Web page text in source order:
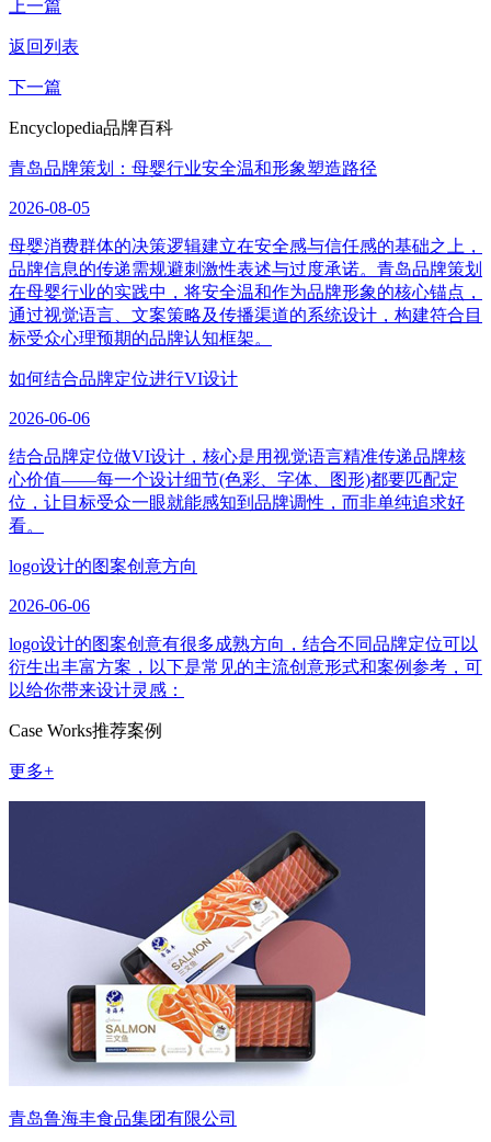
上一篇
返回列表
下一篇
Encyclopedia品牌百科
青岛品牌策划：母婴行业安全温和形象塑造路径
2026-08-05
母婴消费群体的决策逻辑建立在安全感与信任感的基础之上，
品牌信息的传递需规避刺激性表述与过度承诺。青岛品牌策划
在母婴行业的实践中，将安全温和作为品牌形象的核心锚点，
通过视觉语言、文案策略及传播渠道的系统设计，构建符合目
标受众心理预期的品牌认知框架。
如何结合品牌定位进行VI设计
2026-06-06
结合品牌定位做VI设计，核心是用视觉语言精准传递品牌核
心价值——每一个设计细节(色彩、字体、图形)都要匹配定
位，让目标受众一眼就能感知到品牌调性，而非单纯追求好
看。
logo设计的图案创意方向
2026-06-06
logo设计的图案创意有很多成熟方向，结合不同品牌定位可以
衍生出丰富方案，以下是常见的主流创意形式和案例参考，可
以给你带来设计灵感：
Case Works推荐案例
更多+
青岛鲁海丰食品集团有限公司